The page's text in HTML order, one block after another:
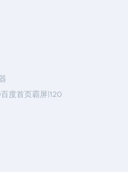
度首页霸屏|120